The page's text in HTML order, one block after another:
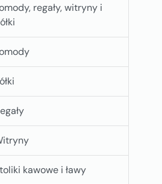
regały, witryny i
kawowe i ławy